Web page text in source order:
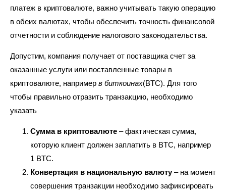
платеж в криптовалюте, важно учитывать такую операцию
в обеих валютах, чтобы обеспечить точность финансовой
отчетности и соблюдение налогового законодательства.
Допустим, компания получает от поставщика счет за
оказанные услуги или поставленные товары в
криптовалюте, например в биткоинах(BTC). Для того
чтобы правильно отразить транзакцию, необходимо
указать
Сумма в криптовалюте – фактическая сумма,
которую клиент должен заплатить в BTC, например
1 BTC.
Конвертация в национальную валюту– на момент
совершения транзакции необходимо зафиксировать